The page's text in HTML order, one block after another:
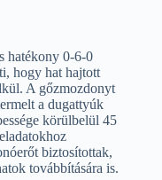
hatékony 0-6-0
hogy hat hajtott
A gőzmozdonyt
a dugattyúk
körülbelül 45
biztosítottak,
továbbítására is.